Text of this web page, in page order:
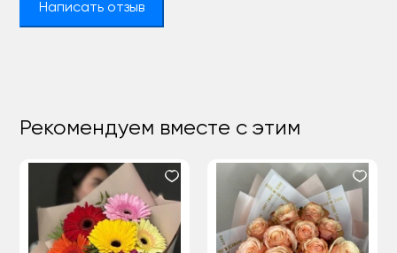
Написать отзыв
Рекомендуем вместе с этим